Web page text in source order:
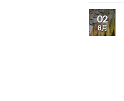
02
8月